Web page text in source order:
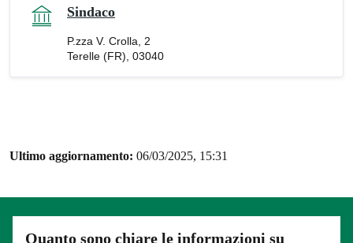
Sindaco
P.zza V. Crolla, 2
Terelle (FR), 03040
Ultimo aggiornamento: 06/03/2025, 15:31
Quanto sono chiare le informazioni su